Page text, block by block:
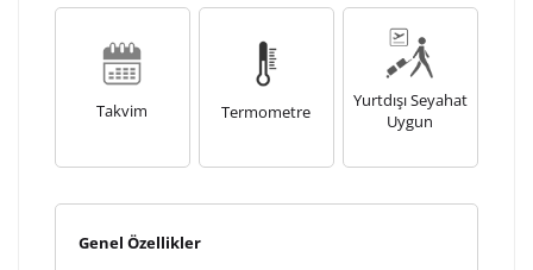
Takvim Termometre
Yurtdışı Seyahat
Uygun
Genel Özellikler